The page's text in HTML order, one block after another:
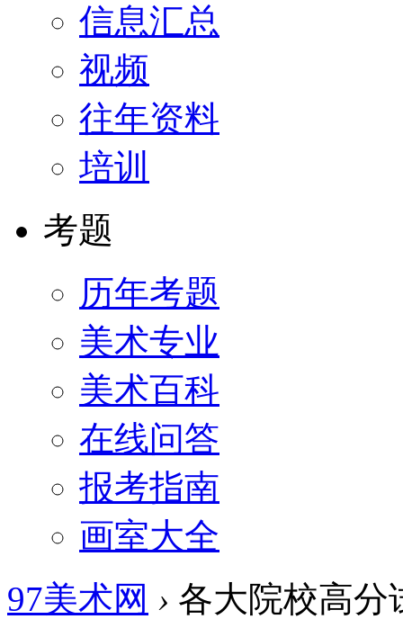
信息汇总
视频
往年资料
培训
考题
历年考题
美术专业
美术百科
在线问答
报考指南
画室大全
97美术网 › 各大院校高分